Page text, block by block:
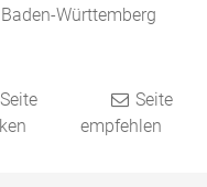
Württemberg
Seite
Seite
empfehlen